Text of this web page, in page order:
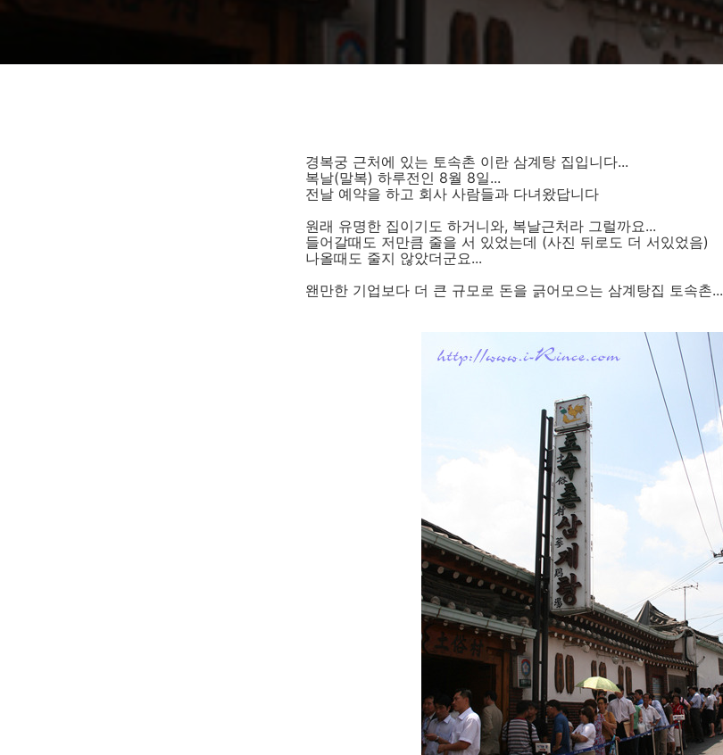
경복궁 근처에 있는 토속촌 이란 삼계탕 집입니다...
복날(말복) 하루전인 8월 8일...
전날 예약을 하고 회사 사람들과 다녀왔답니다
원래 유명한 집이기도 하거니와, 복날근처라 그럴까요...
들어갈때도 저만큼 줄을 서 있었는데 (사진 뒤로도 더 서있었음)
나올때도 줄지 않았더군요...
왠만한 기업보다 더 큰 규모로 돈을 긁어모으는 삼계탕집 토속촌...